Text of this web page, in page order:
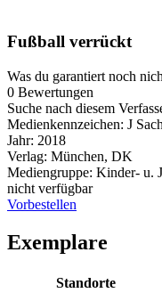
Fußball verrückt
Was du garantiert noch
0 Bewertungen
Suche nach diesem
Medienkennzeichen: J
Jahr: 2018
Verlag: München, DK
Mediengruppe: Kinder- u.
nicht verfügbar
Vorbestellen
Exemplare
Standorte